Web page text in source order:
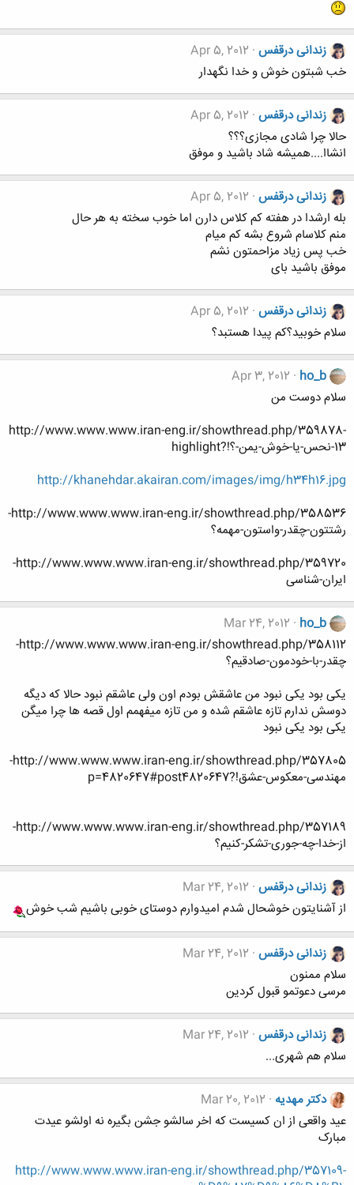
زندانی درقفس Apr 5, 2012
خب شبتون خوش و خدا نگهدار
زندانی درقفس Apr 5, 2012
حالا چرا شادی مجازی؟؟؟
انشاا....همیشه شاد باشید و موفق
زندانی درقفس Apr 5, 2012
بله ارشدا در هفته کم کلاس دارن اما خوب سخته به هر حال
منم کلاسام شروع بشه کم میام
خب پس زیاد مزاحمتون نشم
موفق باشید بای
زندانی درقفس Apr 5, 2012
سلام خوبید؟کم پیدا هستبد؟
ho_b
Apr 3, 2012
سلام دوست من
http://www.www.www.iran-eng.ir/showthread.php/359878-
13-نحس-یا-خوش-یمن-؟!?highlight
http://khanehdar.akairan.com/images/img/h34h16.jpg
http://www.www.www.iran-eng.ir/showthread.php/358536-
رشتتون-چقدر-واستون-مهمه؟
http://www.www.www.iran-eng.ir/showthread.php/359720-
ایران-شناسی
ho_b
Mar 24, 2012
http://www.www.www.iran-eng.ir/showthread.php/358112-
چقدر-با-خودمون-صادقیم؟
یکی بود یکی نبود من عاشقش بودم اون ولی عاشقم نبود حالا که دیگه
دوسش ندارم تازه عاشقم شده و من تازه میفهمم اول قصه ها چرا میگن
یکی بود یکی نبود
http://www.www.www.iran-eng.ir/showthread.php/357805-
مهندسی-معکوس-عشق!?p=4820647#post4820647
http://www.www.www.iran-eng.ir/showthread.php/357189-
از-خدا-چه-جوری-تشکر-کنیم؟
زندانی درقفس Mar 24, 2012
از آشنایتون خوشحال شدم امیدوارم دوستای خوبی باشیم شب خوش
زندانی درقفس Mar 24, 2012
سلام ممنون
مرسی دعوتمو قبول کردین
زندانی درقفس Mar 24, 2012
سلام هم شهری...
دکتر مهدیه Mar 20, 2012
عید واقعی از ان کسیست که اخر سالشو جشن بگیره نه اولشو عیدت
مبارک
http://www.www.www.iran-eng.ir/showthread.php/357109-